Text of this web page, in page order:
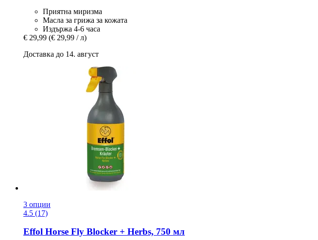
Приятна миризма
Масла за грижа за кожата
Издържа 4-6 часа
€ 29,99 (€ 29,99 / л)
Доставка до 14. август
3 опции
4.5 (17)
Effol Horse Fly Blocker + Herbs, 750 мл